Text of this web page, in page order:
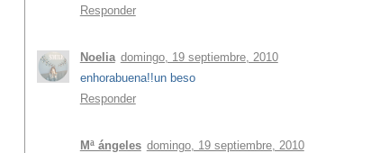
Responder
Noelia domingo, 19 septiembre, 2010
enhorabuena!!un beso
Responder
Mª ángeles domingo, 19 septiembre, 2010